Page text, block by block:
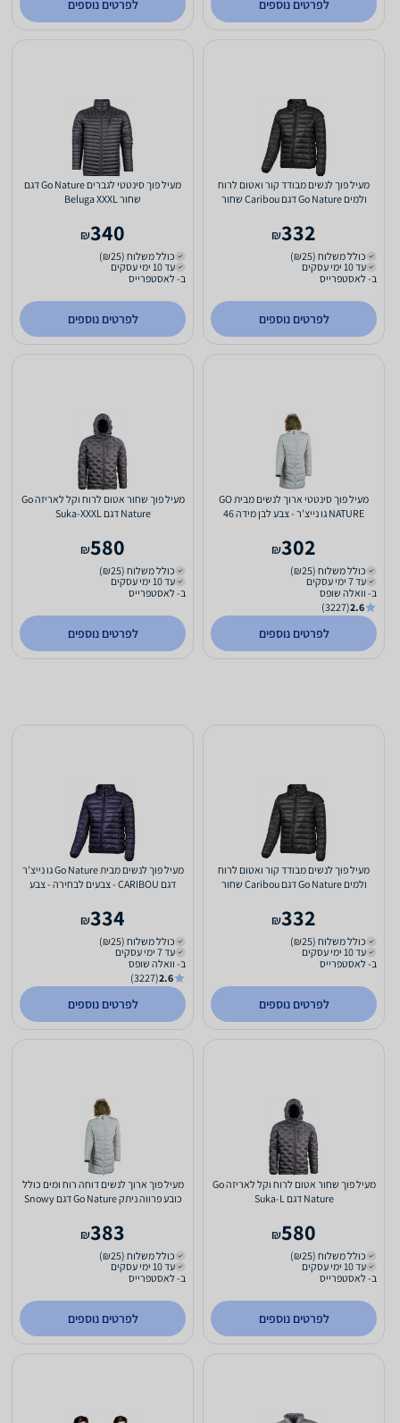
לפרטים נוספים לפרטים נוספים
מעיל פוך לנשים מבודד קור ואטום לרוח
ולמים Go Nature דגם Caribou שחור
332
₪
כולל משלוח (₪25)
עד 10 ימי עסקים
ב- לאסטפרייס
לפרטים נוספים
מעיל פוך סינטטי לגברים Go Nature דגם
שחור Beluga XXXL
340
₪
כולל משלוח (₪25)
עד 10 ימי עסקים
ב- לאסטפרייס
לפרטים נוספים
מעיל פוך סינטטי ארוך לנשים מבית GO
NATURE גו נייצ'ר - צבע לבן מידה 46
302
₪
כולל משלוח (₪25)
עד 7 ימי עסקים
ב- וואלה שופס
2.6
(3227)
לפרטים נוספים
מעיל פוך שחור אטום לרוח וקל לאריזה Go
Nature דגם Suka-XXXL
580
₪
כולל משלוח (₪25)
עד 10 ימי עסקים
ב- לאסטפרייס
לפרטים נוספים
מעיל פוך לנשים מבודד קור ואטום לרוח
ולמים Go Nature דגם Caribou שחור
332
₪
כולל משלוח (₪25)
עד 10 ימי עסקים
ב- לאסטפרייס
לפרטים נוספים
מעיל פוך לנשים מבית Go Nature גו נייצ'ר
דגם CARIBOU - צבעים לבחירה - צבע
334
₪
כולל משלוח (₪25)
עד 7 ימי עסקים
ב- וואלה שופס
2.6
(3227)
לפרטים נוספים
מעיל פוך שחור אטום לרוח וקל לאריזה Go
Nature דגם Suka-L
580
₪
כולל משלוח (₪25)
עד 10 ימי עסקים
ב- לאסטפרייס
לפרטים נוספים
מעיל פוך ארוך לנשים דוחה רוח ומים כולל
כובע פרווה ניתק Go Nature דגם Snowy
383
₪
כולל משלוח (₪25)
עד 10 ימי עסקים
ב- לאסטפרייס
לפרטים נוספים